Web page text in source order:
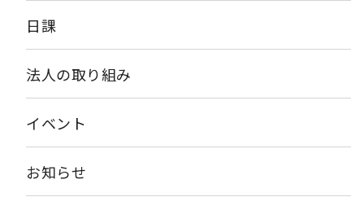
「大根おろし」を添えた「越前おろしそば」 【香川県】 うどん
ど・・・。 食べる時間帯や日付も異なるようですが、皆さんはど
も12/31の夕食に年越しそばを提供する予定です。 昨年の年越し
日課
法人の取り組み
イベント
お知らせ